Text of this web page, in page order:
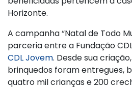
Horizonte.
A campanha “Natal de Todo
parceria entre a Fundação
CDL Jovem. Desde sua
brinquedos foram entregues,
quatro mil crianças e 200